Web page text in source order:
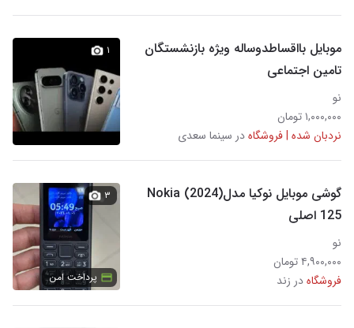
موبایل بااقساطدوساله ویژه بازنشستگان
تامین اجتماعی
نو
۱,۰۰۰,۰۰۰ تومان
نردبان شده | فروشگاهدر سینما سعدی
۱
گوشی موبایل نوکیا مدل(2024) Nokia
125 اصلی
نو
۴,۹۰۰,۰۰۰ تومان
فروشگاهدر زند
۳
پرداخت امن